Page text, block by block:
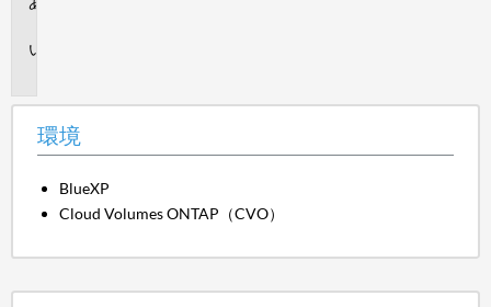
環境
BlueXP
Cloud Volumes ONTAP（CVO）